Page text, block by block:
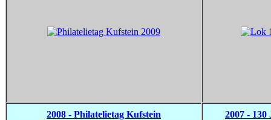
2008 - Philatelietag Kufstein 2007 - 130